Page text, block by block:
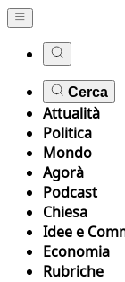
Cerca
Attualità
Politica
Mondo
Agorà
Podcast
Chiesa
Idee e
Economia
Rubriche